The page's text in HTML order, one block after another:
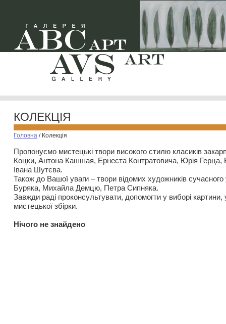
КОЛЕКЦІЯ
Головна / Колекція
Пропонуємо мистецькі твори високого стилю класиків
Коцки, Антона Кашшая, Ернеста Контратовича, Юрія
Івана Шутєва.
Також до Вашої уваги – твори відомих художників
Буряка, Михайла Демцю, Петра Сипняка.
Завжди раді проконсультувати, допомогти у виборі картини,
мистецької збірки.
Нiчого не знайдено